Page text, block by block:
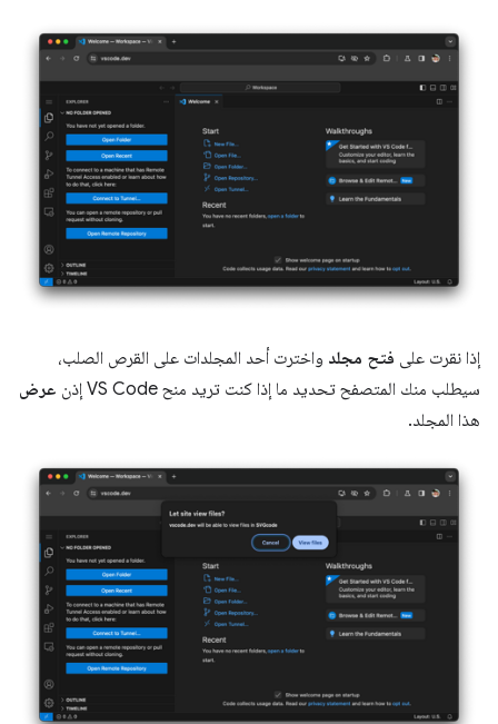
إذا نقرت على فتح مجلد واخترت أحد المجلدات على القرص الصلب،
سيطلب منك المتصفح تحديد ما إذا كنت تريد منح VS Code إذن
عرض
هذا المجلد.